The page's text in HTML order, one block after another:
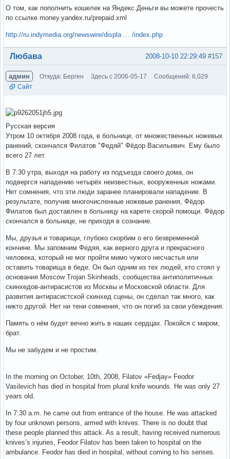
О том, как пополнить кошелек на Яндекс.Деньги вы можете прочесть
по ссылке money.yandex.ru/prepaid.xml
http://ru.indymedia.org/newswire/displa … /index.php
Вне форума #157
2008-10-10 22:29:49
Любава
админ Откуда: Берген Здесь с 2006-05-17
Сообщений: 6,029
Сайт
Русская версия
Утром 10 октября 2008 года, в больнице, от множественных ножевых
ранений, скончался Филатов "Федяй" Фёдор Васильевич. Ему было
всего 27 лет.
В 7:30 утра, выходя на работу из подъезда своего дома, он
подвергся нападению четырёх неизвестных, вооруженных ножами.
Нет сомнения, что эти люди заранее планировали нападение. В
результате, получив многочисленные ножевые ранения, Фёдор
Филатов был доставлен в больницу на карете скорой помощи. Фёдор
скончался в больнице, не приходя в сознание.
Мы, друзья и товарищи, глубоко скорбим о его безвременной
кончине. Мы запомним Федяя, как верного друга и прекрасного
человека, который не мог пройти мимо чужого несчастья или
оставить товарища в беде. Он был одним из тех людей, кто стоял у
основания Moscow Trojan Skinheads, сообщества антиполитичных
скинхедов-антирасистов из Москвы и Московской области. Для
развития антирасистской скинхед сцены, он сделал так много, как
никто другой. Нет ни тени сомнения, что он погиб за свои убеждения.
Память о нём будет вечно жить в наших сердцах. Покойся с миром,
брат.
Мы не забудем и не простим.
In the morning on October, 10th, 2008, Filatov «Fedjay» Feodor
Vasilevich has died in hospital from plural knife wounds. He was only 27
years old.
In 7:30 a.m. he came out from entrance of the house. He was attacked
by four unknown persons, armed with knives. There is no doubt that
these people planned this attack. As a result, having received numerous
knives’s injuries, Feodor Filatov has been taken to hospital on the
ambulance. Feodor has died in hospital, without coming to his senses.